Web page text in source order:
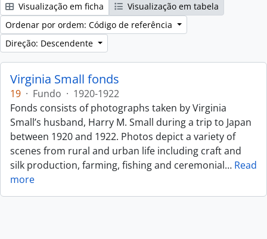
Visualização em ficha
Visualização em tabela
Ordenar por ordem: Código de referência
Direção: Descendente
Virginia Small fonds
19 · Fundo · 1920-1922
Fonds consists of photographs taken by Virginia
Small’s husband, Harry M. Small during a trip to Japan
between 1920 and 1922. Photos depict a variety of
scenes from rural and urban life including craft and
silk production, farming, fishing and ceremonial… Read
more